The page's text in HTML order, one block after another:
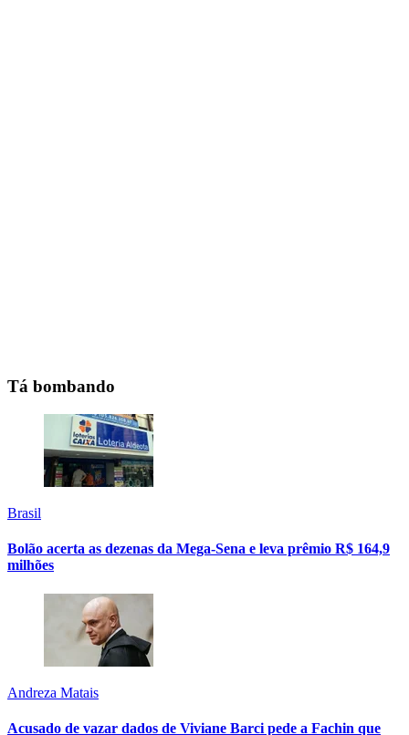
Tá bombando
Brasil
Bolão acerta as dezenas da Mega-Sena e leva prêmio R$ 164,9
milhões
Andreza Matais
Acusado de vazar dados de Viviane Barci pede a Fachin que